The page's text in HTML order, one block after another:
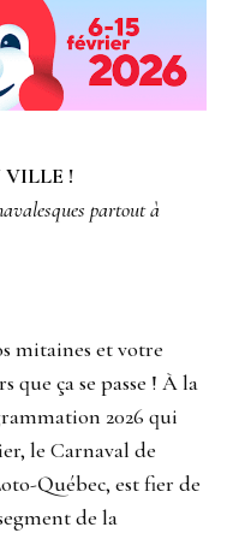
VILLE !
partout à
mitaines et votre
que ça se passe ! À la
2026 qui
le Carnaval de
Québec, est fier de
de la